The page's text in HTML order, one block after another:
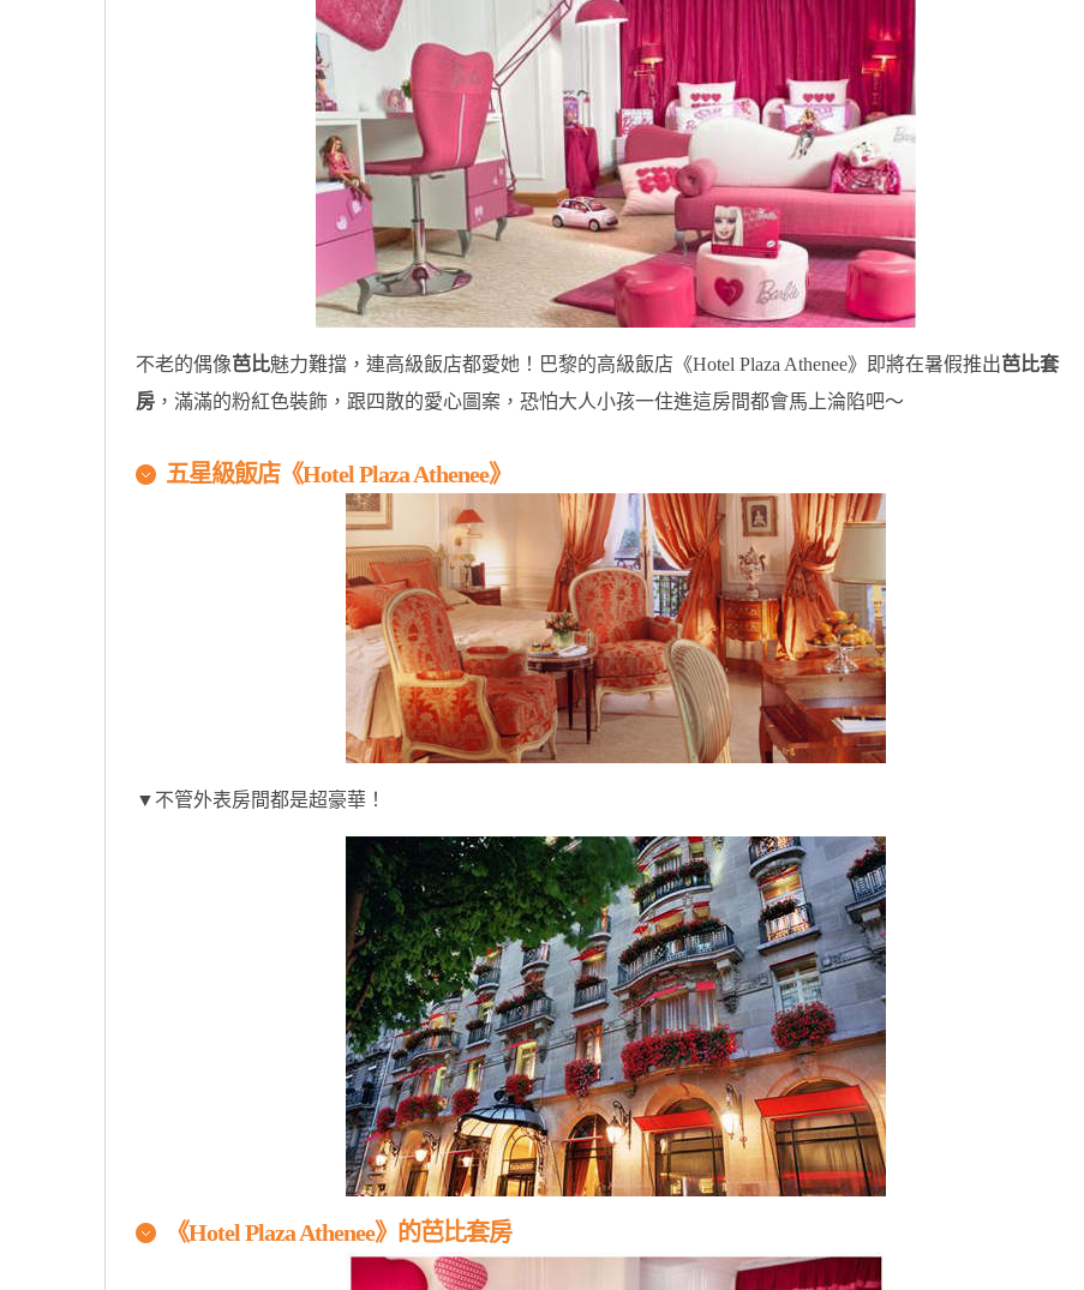
不老的偶像芭比魅力難擋，連高級飯店都愛她！巴黎的高級飯店《Hotel Plaza Athenee》即將在暑假推出芭比套
房 ，滿滿的粉紅色裝飾，跟四散的愛心圖案，恐怕大人小孩一住進這房間都會馬上淪陷吧～
五星級飯店《Hotel Plaza Athenee》
▼不管外表房間都是超豪華！
《Hotel Plaza Athenee》的芭比套房